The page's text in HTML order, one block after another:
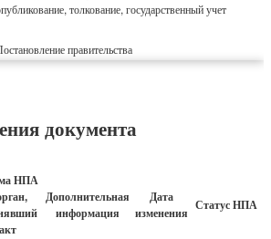
толкование, государственный учет
правительства
документа
НПА
акт
Дополнительная
информация
Дата
изменения Статус НПА